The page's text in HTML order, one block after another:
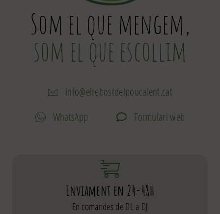
Som el que mengem,
som el que escollim
info@elrebostdelpoucalent.cat
WhatsApp
Formulari web
Enviament en 24-48h
En comandes de DL a DJ